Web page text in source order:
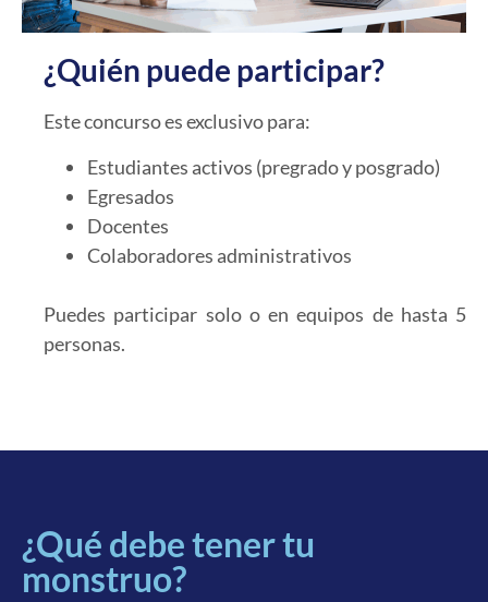
¿Quién puede participar?
Este concurso es exclusivo para:
Estudiantes activos (pregrado y posgrado)
Egresados
Docentes
Colaboradores administrativos
Puedes participar solo o en equipos de hasta 5
personas.
¿Qué debe tener tu
monstruo?